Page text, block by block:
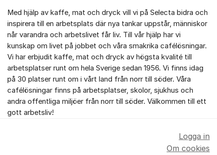
Med hjälp av kaffe, mat och dryck vill vi på Selecta bidra och
inspirera till en arbetsplats där nya tankar uppstår, människor
når varandra och arbetslivet får liv. Till vår hjälp har vi
kunskap om livet på jobbet och våra smakrika cafélösningar.
Vi har erbjudit kaffe, mat och dryck av högsta kvalité till
arbetsplatser runt om hela Sverige sedan 1956. Vi finns idag
på 30 platser runt om i vårt land från norr till söder. Våra
cafélösningar finns på arbetsplatser, skolor, sjukhus och
andra offentliga miljöer från norr till söder. Välkommen till ett
gott arbetsliv!
Logga in
Om cookies